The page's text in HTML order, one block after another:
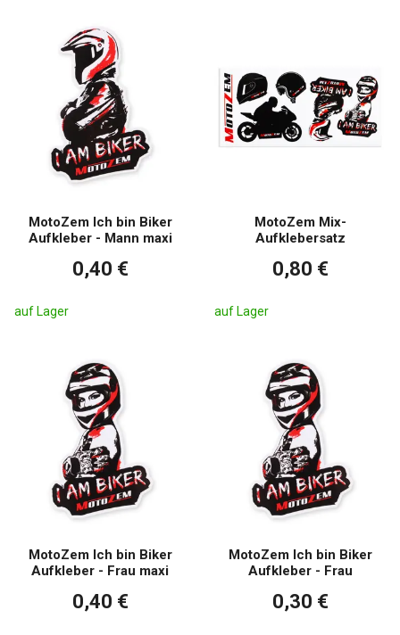
MotoZem Ich bin Biker
Aufkleber - Mann maxi
0,40 €
auf Lager
MotoZem Mix-
Aufklebersatz
0,80 €
auf Lager
MotoZem Ich bin Biker
Aufkleber - Frau maxi
0,40 €
MotoZem Ich bin Biker
Aufkleber - Frau
0,30 €